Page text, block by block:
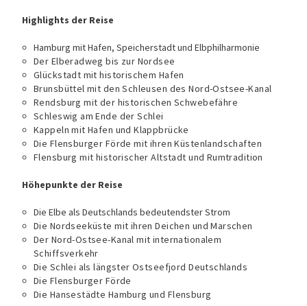
Highlights der Reise
Hamburg mit Hafen, Speicherstadt und Elbphilharmonie
Der Elberadweg bis zur Nordsee
Glückstadt mit historischem Hafen
Brunsbüttel mit den Schleusen des Nord-Ostsee-Kanal
Rendsburg mit der historischen Schwebefähre
Schleswig am Ende der Schlei
Kappeln mit Hafen und Klappbrücke
Die Flensburger Förde mit ihren Küstenlandschaften
Flensburg mit historischer Altstadt und Rumtradition
Höhepunkte der Reise
Die Elbe als Deutschlands bedeutendster Strom
Die Nordseeküste mit ihren Deichen und Marschen
Der Nord-Ostsee-Kanal mit internationalem
Schiffsverkehr
Die Schlei als längster Ostseefjord Deutschlands
Die Flensburger Förde
Die Hansestädte Hamburg und Flensburg